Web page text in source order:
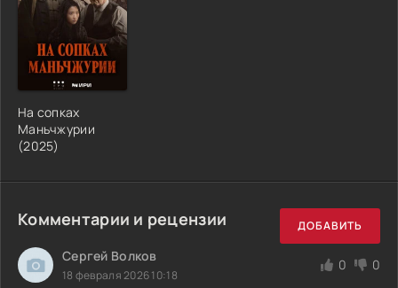
На сопках
Маньчжурии
(2025)
Комментарии и рецензии ДОБАВИТЬ
Сергей Волков
18 февраля 2026 10:18
0 0